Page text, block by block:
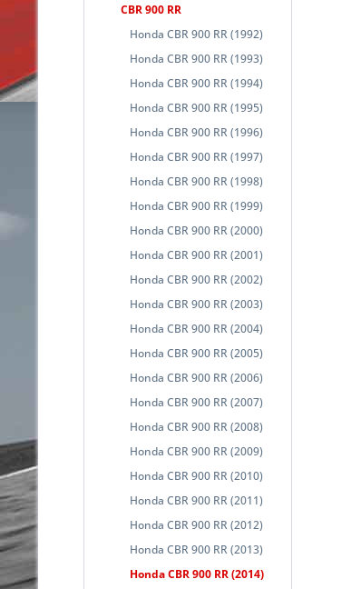
CBR 900 RR
Honda CBR 900 RR (1992)
Honda CBR 900 RR (1993)
Honda CBR 900 RR (1994)
Honda CBR 900 RR (1995)
Honda CBR 900 RR (1996)
Honda CBR 900 RR (1997)
Honda CBR 900 RR (1998)
Honda CBR 900 RR (1999)
Honda CBR 900 RR (2000)
Honda CBR 900 RR (2001)
Honda CBR 900 RR (2002)
Honda CBR 900 RR (2003)
Honda CBR 900 RR (2004)
Honda CBR 900 RR (2005)
Honda CBR 900 RR (2006)
Honda CBR 900 RR (2007)
Honda CBR 900 RR (2008)
Honda CBR 900 RR (2009)
Honda CBR 900 RR (2010)
Honda CBR 900 RR (2011)
Honda CBR 900 RR (2012)
Honda CBR 900 RR (2013)
Honda CBR 900 RR (2014)